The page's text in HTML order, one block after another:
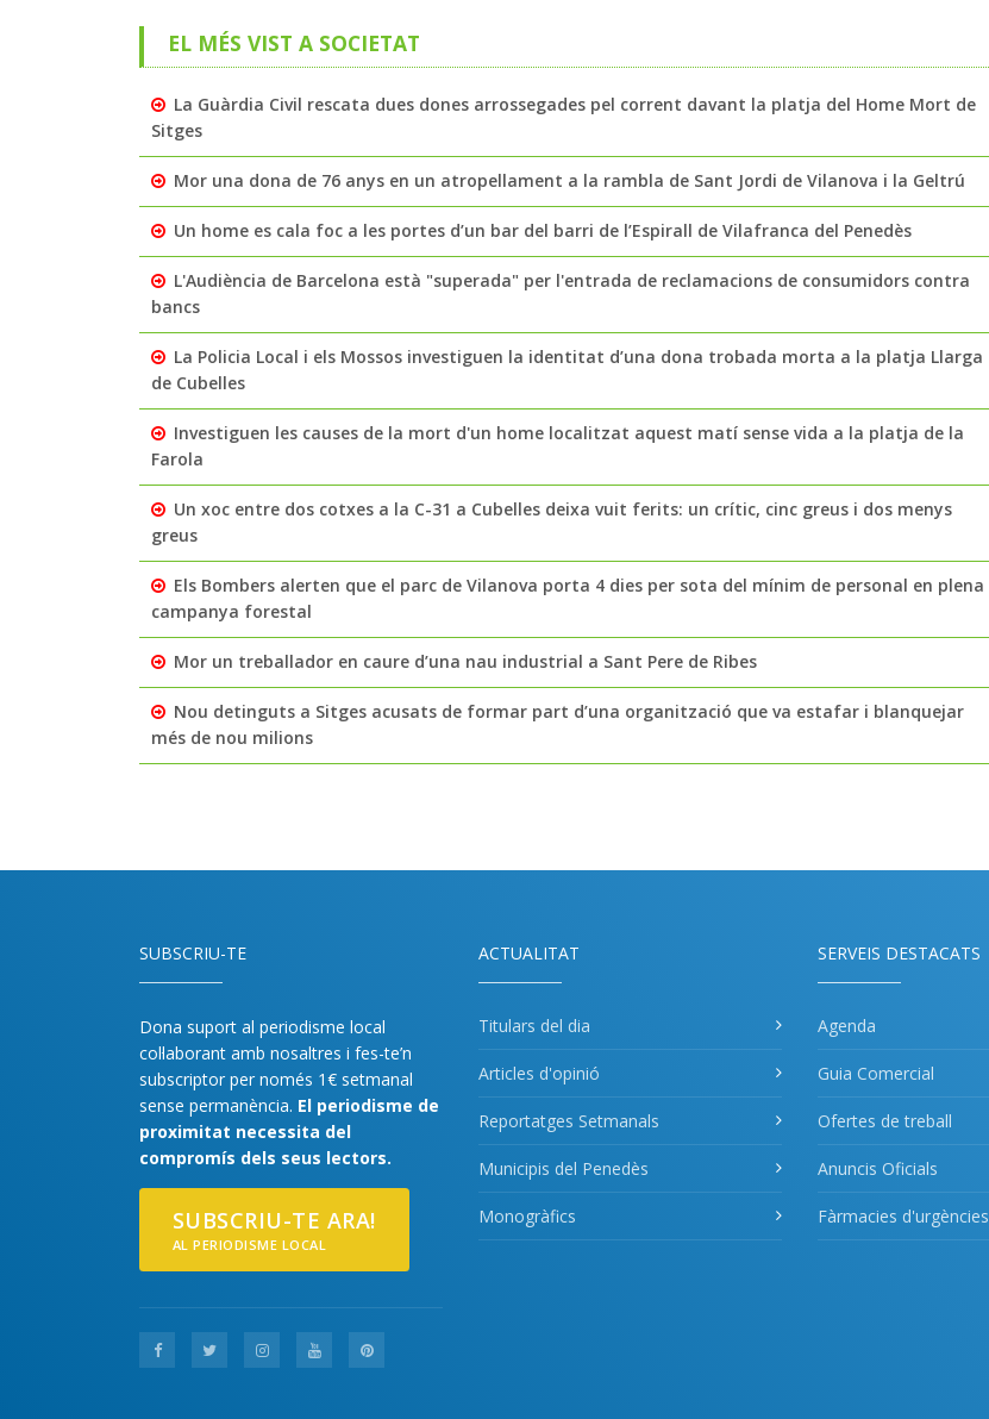
EL MÉS VIST A SOCIETAT
La Guàrdia Civil rescata dues dones arrossegades pel corrent davant la platja del Home Mort de
Sitges
Mor una dona de 76 anys en un atropellament a la rambla de Sant Jordi de Vilanova i la Geltrú
Un home es cala foc a les portes d’un bar del barri de l’Espirall de Vilafranca del Penedès
L'Audiència de Barcelona està "superada" per l'entrada de reclamacions de consumidors contra
bancs
La Policia Local i els Mossos investiguen la identitat d’una dona trobada morta a la platja Llarga
de Cubelles
Investiguen les causes de la mort d'un home localitzat aquest matí sense vida a la platja de la
Farola
Un xoc entre dos cotxes a la C-31 a Cubelles deixa vuit ferits: un crític, cinc greus i dos menys
greus
Els Bombers alerten que el parc de Vilanova porta 4 dies per sota del mínim de personal en plena
campanya forestal
Mor un treballador en caure d’una nau industrial a Sant Pere de Ribes
Nou detinguts a Sitges acusats de formar part d’una organització que va estafar i blanquejar
més de nou milions
SUBSCRIU-TE
Dona suport al periodisme local
col·laborant amb nosaltres i fes-te’n
subscriptor per només 1€ setmanal
sense permanència. El periodisme de
proximitat necessita del
compromís dels seus lectors.
SUBSCRIU-TE ARA!
AL PERIODISME LOCAL
ACTUALITAT
Titulars del dia
Articles d'opinió
Reportatges Setmanals
Municipis del Penedès
Monogràfics
SERVEIS DESTACATS
Agenda
Guia Comercial
Ofertes de treball
Anuncis Oficials
Fàrmacies d'urgències